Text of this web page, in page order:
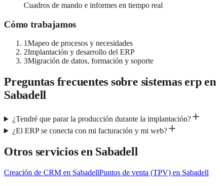
Cuadros de mando e informes en tiempo real
Cómo trabajamos
1Mapeo de procesos y necesidades
2Implantación y desarrollo del ERP
3Migración de datos, formación y soporte
Preguntas frecuentes sobre sistemas erpen
Sabadell
¿Tendré que parar la producción durante la implantación?
¿El ERP se conecta con mi facturación y mi web?
Otros servicios en Sabadell
Creación de CRM en SabadellPuntos de venta (TPV) en Sabadell